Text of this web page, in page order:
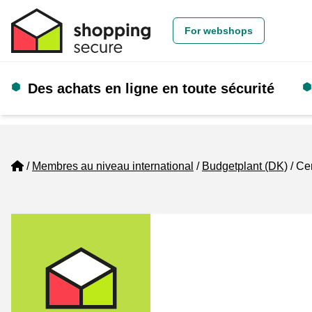
For webshops
Des achats en ligne en toute sécurité
Home
Membres au niveau international Budgetplant (DK)